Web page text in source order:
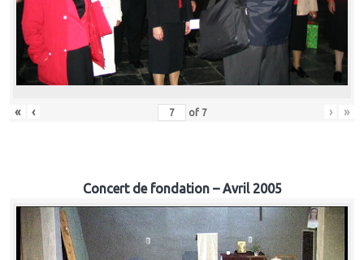
« ‹ of 7 › »
Concert de fondation – Avril 2005